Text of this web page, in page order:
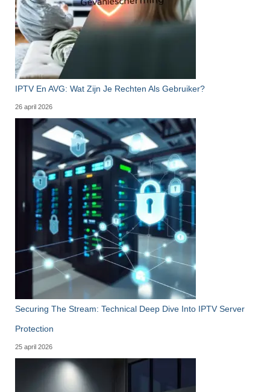
IPTV En AVG: Wat Zijn Je Rechten Als Gebruiker?
26 april 2026
Securing The Stream: Technical Deep Dive Into IPTV Server
Protection
25 april 2026